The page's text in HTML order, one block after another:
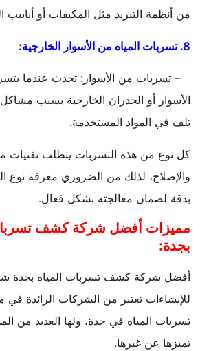
من أنظمة التبريد مثل المكيفات أو أنابيب
8. تسربات المياه من الأسوار الخارجية:
– تسربات من الأسوار: تحدث عندما
الأسوار أو الجدران الخارجية بسبب
تلف في المواد المستخدمة.
كل نوع من هذه التسربات يتطلب تقنيات
والإصلاح، لذلك من الضروري معرفة نوع
بدقة لضمان معالجته بشكل فعال.
مميزات أفضل شركة كشف
بجدة:
أفضل شركة كشف تسربات المياه بجدة
للإنشاءات تعتبر من الشركات الرائدة
تسربات المياه في جدة، ولها العديد من
تميزها عن غيرها.